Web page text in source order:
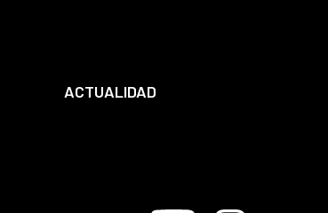
ACTUALIDAD